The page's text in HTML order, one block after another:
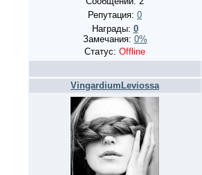
Репутация: 0
Награды: 0
Замечания: 0%
Статус: Offline
VingardiumLeviossa